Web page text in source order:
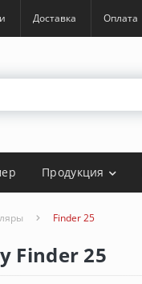
Доставка Оплата
Продукция
Finder 25
Finder 25